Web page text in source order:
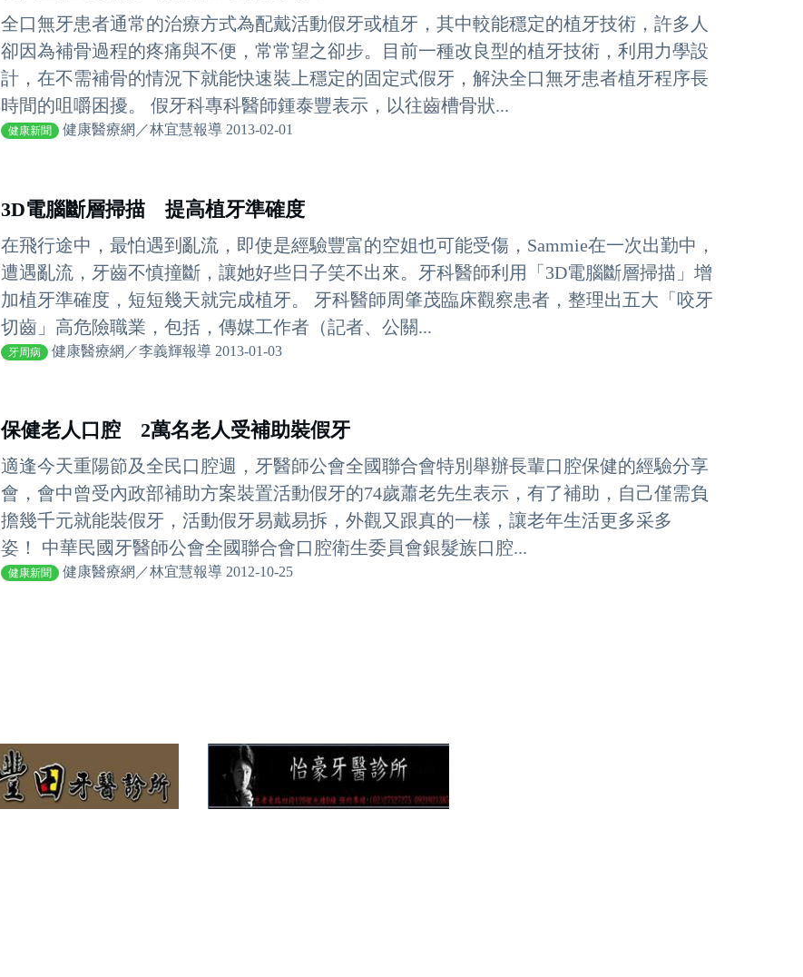
全口無牙患者通常的治療方式為配戴活動假牙或植牙，其中較能穩定的植牙技術，許多人
卻因為補骨過程的疼痛與不便，常常望之卻步。目前一種改良型的植牙技術，利用力學設
計，在不需補骨的情況下就能快速裝上穩定的固定式假牙，解決全口無牙患者植牙程序長
時間的咀嚼困擾。 假牙科專科醫師鍾泰豐表示，以往齒槽骨狀...
健康新聞 健康醫療網／林宜慧報導 2013-02-01
3D電腦斷層掃描 提高植牙準確度
在飛行途中，最怕遇到亂流，即使是經驗豐富的空姐也可能受傷，Sammie在一次出勤中，
遭遇亂流，牙齒不慎撞斷，讓她好些日子笑不出來。牙科醫師利用「3D電腦斷層掃描」增
加植牙準確度，短短幾天就完成植牙。 牙科醫師周肇茂臨床觀察患者，整理出五大「咬牙
切齒」高危險職業，包括，傳媒工作者（記者、公關...
牙周病 健康醫療網／李義輝報導 2013-01-03
保健老人口腔 2萬名老人受補助裝假牙
適逢今天重陽節及全民口腔週，牙醫師公會全國聯合會特別舉辦長輩口腔保健的經驗分享
會，會中曾受內政部補助方案裝置活動假牙的74歲蕭老先生表示，有了補助，自己僅需負
擔幾千元就能裝假牙，活動假牙易戴易拆，外觀又跟真的一樣，讓老年生活更多采多
姿！ 中華民國牙醫師公會全國聯合會口腔衛生委員會銀髮族口腔...
健康新聞 健康醫療網／林宜慧報導 2012-10-25